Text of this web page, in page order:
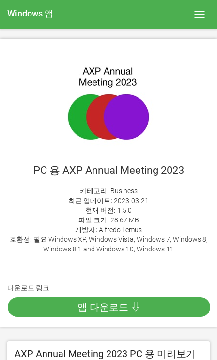
Windows 앱
PC 용 AXP Annual Meeting 2023
카테고리: Business
최근 업데이트: 2023-03-21
현재 버전: 1.5.0
파일 크기: 28.67 MB
개발자: Alfredo Lemus
호환성: 필요 Windows XP, Windows Vista, Windows 7, Windows 8,
Windows 8.1 and Windows 10, Windows 11
다운로드 링크
앱 다운로드 ⇩
AXP Annual Meeting 2023 PC 용 미리보기